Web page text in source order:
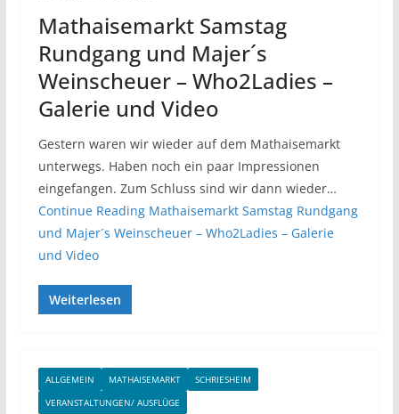
Mathaisemarkt Samstag
Rundgang und Majer´s
Weinscheuer – Who2Ladies –
Galerie und Video
Gestern waren wir wieder auf dem Mathaisemarkt
unterwegs. Haben noch ein paar Impressionen
eingefangen. Zum Schluss sind wir dann wieder…
Continue ReadingMathaisemarkt Samstag Rundgang
und Majer´s Weinscheuer – Who2Ladies – Galerie
und Video
Weiterlesen
ALLGEMEIN MATHAISEMARKT
SCHRIESHEIM
VERANSTALTUNGEN/ AUSFLÜGE